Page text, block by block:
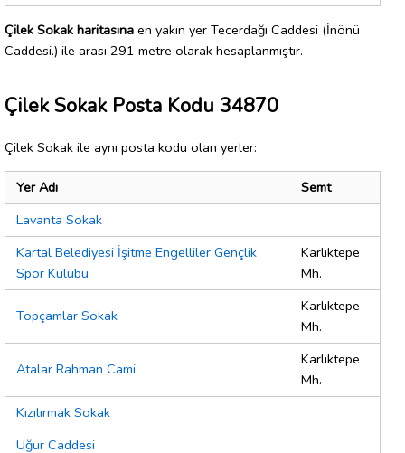
Çilek Sokak haritasına en yakın yer Tecerdağı Caddesi (İnönü
Caddesi.) ile arası 291 metre olarak hesaplanmıştır.
Çilek Sokak Posta Kodu 34870
Çilek Sokak ile aynı posta kodu olan yerler:
Yer Adı
Semt
Lavanta Sokak
Kartal Belediyesi İşitme Engelliler Gençlik
Spor Kulübü
Karlıktepe
Mh.
Topçamlar Sokak
Karlıktepe
Mh.
Atalar Rahman Cami
Karlıktepe
Mh.
Kızılırmak Sokak
Uğur Caddesi